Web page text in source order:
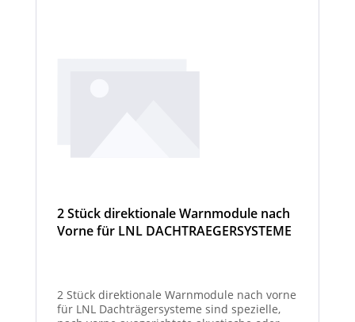
2 Stück direktionale Warnmodule nach
Vorne für LNL DACHTRAEGERSYSTEME
2 Stück direktionale Warnmodule nach vorne
für LNL Dachträgersysteme sind spezielle,